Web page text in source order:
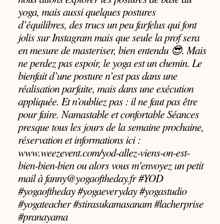
yoga, mais aussi quelques postures
d’équilibres, des trucs un peu farfelus qui font
jolis sur Instagram mais que seule la prof sera
en mesure de masteriser, bien entendu 😎. Mais
ne perdez pas espoir, le yoga est un chemin. Le
bienfait d’une posture n’est pas dans une
réalisation parfaite, mais dans une exécution
appliquée. Et n’oubliez pas : il ne faut pas être
pour faire. Namastable et confortable Séances
presque tous les jours de la semaine prochaine,
réservation et informations ici :
www.weezevent.com/yod-allez-viens-on-est-
bien-bien-bien ou alors vous m'envoyez un petit
mail à fanny@yogaoftheday.fr #YOD
#yogaoftheday #yogaeveryday #yogastudio
#yogateacher #stirasukamasanam #lacherprise
#pranayama